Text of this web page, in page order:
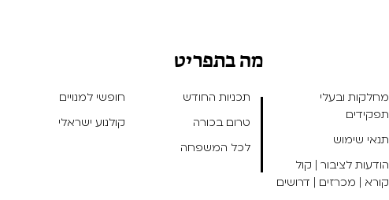
מחלקות ובעלי
תפקידים
תנאי שימוש
הודעות לציבור | קול
קורא | מכרזים | דרושים
מה בתפריט
תכניות החודש
חופשי למנויים
טרום בכורה
קולנוע ישראלי
לכל המשפחה